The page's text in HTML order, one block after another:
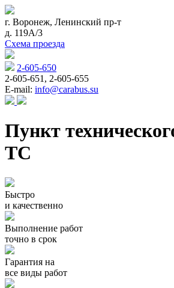
г. Воронеж, Ленинский пр-т
д. 119А/3
Схема проезда
2-605-650
2-605-651, 2-605-655
E-mail: info@carabus.su
Пункт
ТС
Быстро
и качественно
Выполнение работ
точно в срок
Гарантия на
все виды работ